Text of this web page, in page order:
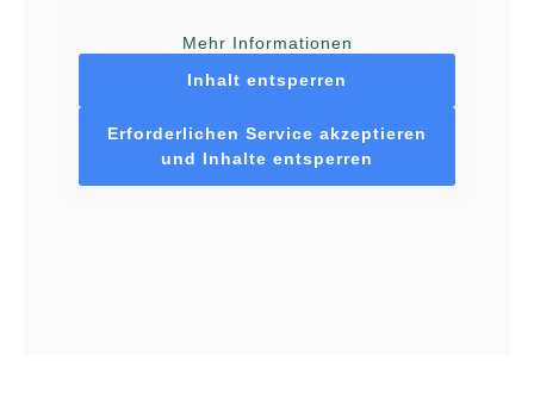
Mehr Informationen
Inhalt entsperren
Erforderlichen Service akzeptieren
und Inhalte entsperren